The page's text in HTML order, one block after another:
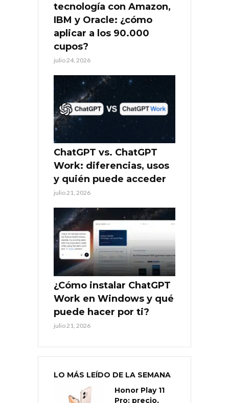
tecnología con Amazon,
IBM y Oracle: ¿cómo
aplicar a los 90.000
cupos?
julio 24, 2026
ChatGPT vs. ChatGPT
Work: diferencias, usos
y quién puede acceder
julio 21, 2026
¿Cómo instalar ChatGPT
Work en Windows y qué
puede hacer por ti?
julio 21, 2026
LO MÁS LEÍDO DE LA SEMANA
Honor Play 11
Pro: precio,